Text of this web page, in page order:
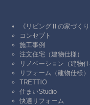
《リビングⅡの家づくり
コンセプト
施工事例
注文住宅（建物仕様）
リノベーション（建物仕
リフォーム（建物仕様）
TRETTIO
住まいStudio
快適リフォーム